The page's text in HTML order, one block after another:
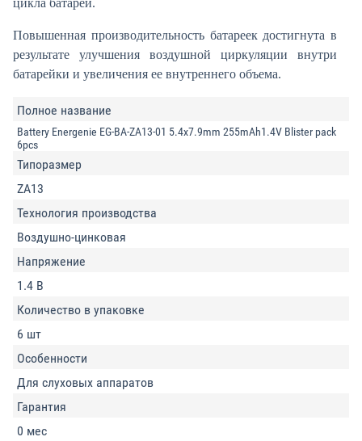
цикла батарей.
Повышенная производительность батареек достигнута в
результате улучшения воздушной циркуляции внутри
батарейки и увеличения ее внутреннего объема.
Полное название
Battery Energenie EG-BA-ZA13-01 5.4x7.9mm 255mAh1.4V Blister pack
6pcs
Типоразмер
ZA13
Технология производства
Воздушно-цинковая
Напряжение
1.4 В
Количество в упаковке
6 шт
Особенности
Для слуховых аппаратов
Гарантия
0 мес